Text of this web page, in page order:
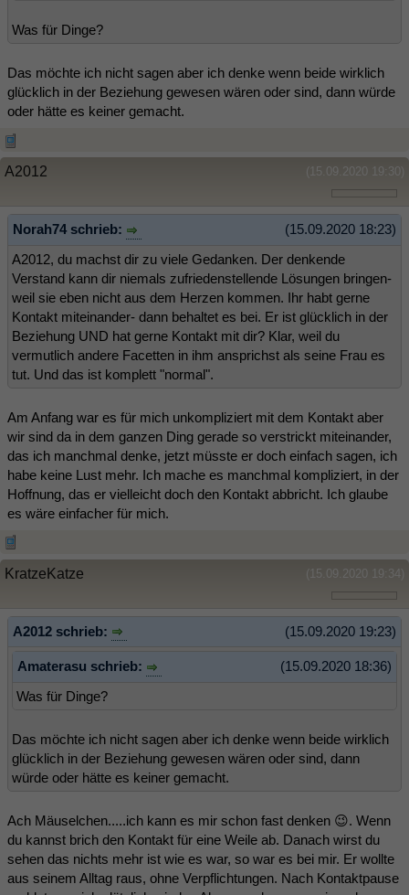
Was für Dinge?
Das möchte ich nicht sagen aber ich denke wenn beide wirklich
glücklich in der Beziehung gewesen wären oder sind, dann würde
oder hätte es keiner gemacht.
(15.09.2020 19:30)
A2012
(15.09.2020 18:23)
Norah74 schrieb:
A2012, du machst dir zu viele Gedanken. Der denkende
Verstand kann dir niemals zufriedenstellende Lösungen bringen-
weil sie eben nicht aus dem Herzen kommen. Ihr habt gerne
Kontakt miteinander- dann behaltet es bei. Er ist glücklich in der
Beziehung UND hat gerne Kontakt mit dir? Klar, weil du
vermutlich andere Facetten in ihm ansprichst als seine Frau es
tut. Und das ist komplett "normal".
Am Anfang war es für mich unkompliziert mit dem Kontakt aber
wir sind da in dem ganzen Ding gerade so verstrickt miteinander,
das ich manchmal denke, jetzt müsste er doch einfach sagen, ich
habe keine Lust mehr. Ich mache es manchmal kompliziert, in der
Hoffnung, das er vielleicht doch den Kontakt abbricht. Ich glaube
es wäre einfacher für mich.
(15.09.2020 19:34)
KratzeKatze
(15.09.2020 19:23)
A2012 schrieb:
(15.09.2020 18:36)
Amaterasu schrieb:
Was für Dinge?
Das möchte ich nicht sagen aber ich denke wenn beide wirklich
glücklich in der Beziehung gewesen wären oder sind, dann
würde oder hätte es keiner gemacht.
Ach Mäuselchen.....ich kann es mir schon fast denken 😉. Wenn
du kannst brich den Kontakt für eine Weile ab. Danach wirst du
sehen das nichts mehr ist wie es war, so war es bei mir. Er wollte
aus seinem Alltag raus, ohne Verpflichtungen. Nach Kontaktpause